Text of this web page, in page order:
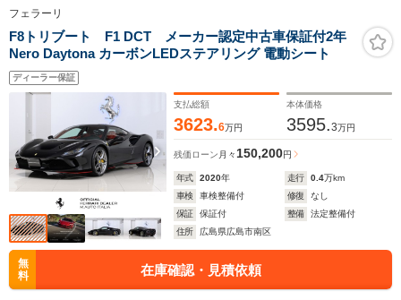
フェラーリ
F8トリブート F1 DCT メーカー認定中古車保証付2年
Nero Daytona カーボンLEDステアリング 電動シート
ディーラー保証
支払総額
3623.6万円
本体価格
3595.3万円
残価ローン 月々150,200円
年式 2020年 走行 0.4万km
車検
車検整備付 修復
なし
保証
保証付 整備
法定整備付
住所
広島県広島市南区
無
料
在庫確認・見積依頼